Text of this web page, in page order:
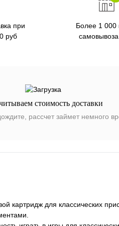
при
руб
Более 1 000
стоимость доставки
рассчет займет немного
картридж для классических